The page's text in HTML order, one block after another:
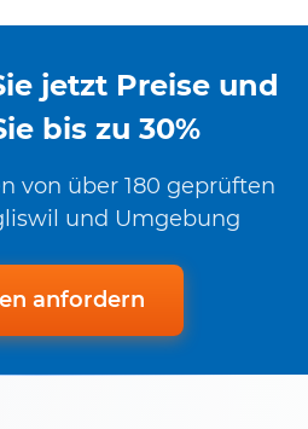
jetzt Preise und
bis zu 30%
von über 180 geprüften
und Umgebung
anfordern